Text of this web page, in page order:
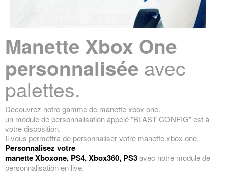
Manette Xbox One
personnalisée avec
palettes.
Decouvrez notre gamme de manette xbox one.
un module de personnalisation appelé "BLAST CONFIG" est à
votre disposition.
Il vous permettra de personnaliser votre manette xbox one.
Personnalisez votre
manette Xboxone, PS4, Xbox360, PS3avec notre module de
personnalisation en live.